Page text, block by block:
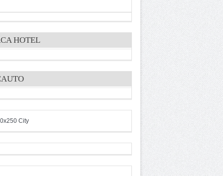
HOTEL